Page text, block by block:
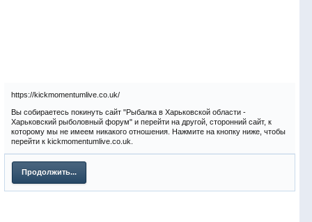
https://kickmomentumlive.co.uk/
Вы собираетесь покинуть сайт "Рыбалка в Харьковской области -
Харьковский рыболовный форум" и перейти на другой, сторонний сайт, к
которому мы не имеем никакого отношения. Нажмите на кнопку ниже, чтобы
перейти к kickmomentumlive.co.uk.
Продолжить...